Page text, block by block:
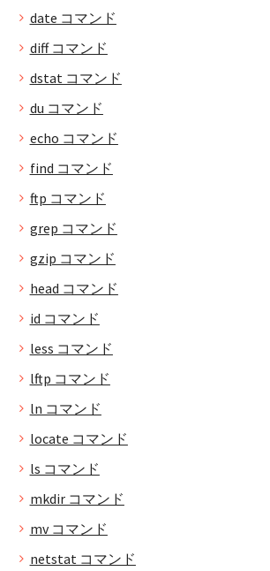
date コマンド
diff コマンド
dstat コマンド
du コマンド
echo コマンド
find コマンド
ftp コマンド
grep コマンド
gzip コマンド
head コマンド
id コマンド
less コマンド
lftp コマンド
ln コマンド
locate コマンド
ls コマンド
mkdir コマンド
mv コマンド
netstat コマンド